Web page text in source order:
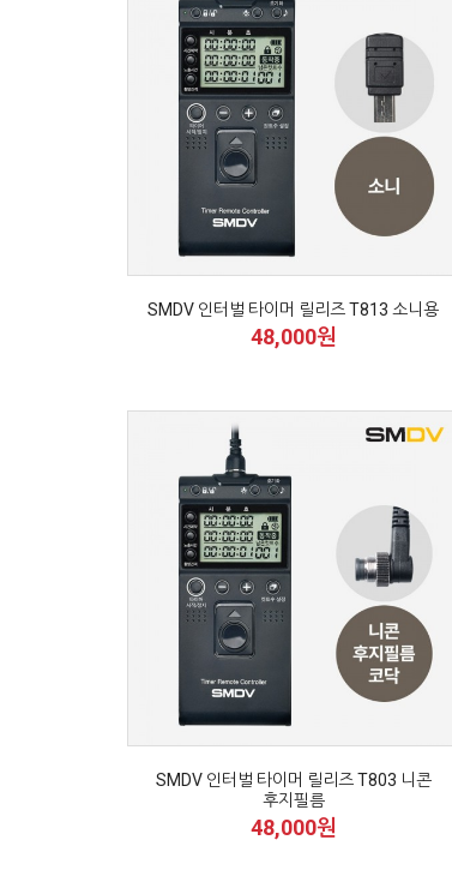
SMDV 인터벌 타이머 릴리즈 T813 소니용
48,000원
SMDV 인터벌 타이머 릴리즈 T803 니콘
후지필름
48,000원